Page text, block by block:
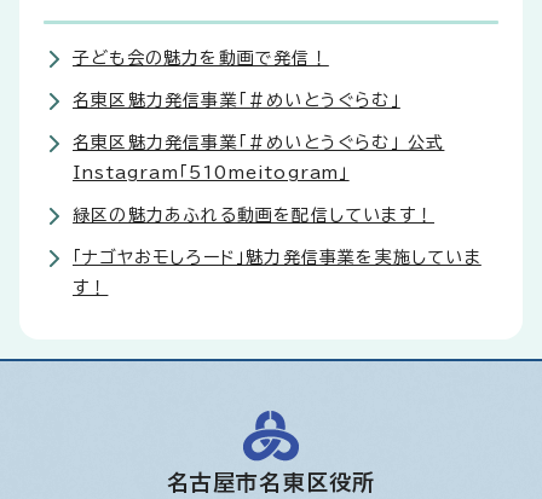
子ども会の魅力を動画で発信！
名東区魅力発信事業「＃めいとうぐらむ」
名東区魅力発信事業「＃めいとうぐらむ」 公式
Instagram「510meitogram」
緑区の魅力あふれる動画を配信しています！
「ナゴヤおモしろード」魅力発信事業を実施していま
す！
名古屋市名東区役所